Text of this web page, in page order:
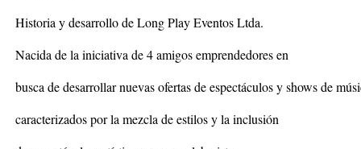
Historia y desarrollo de Long Play Eventos Ltda.
Nacida de la iniciativa de 4 amigos emprendedores en
busca de desarrollar nuevas ofertas de espectáculos y shows de
caracterizados por la mezcla de estilos y la inclusión